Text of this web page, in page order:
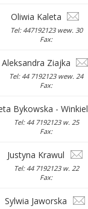
Oliwia Kaleta
Tel: 447192123 wew. 30
Fax:
Aleksandra Ziajka
Tel: 44 7192123 wew. 24
Fax:
Bykowska - Winkiel
Tel: 44 7192123 w. 25
Fax:
Justyna Krawul
Tel: 44 7192123 w. 22
Fax:
Sylwia Jaworska